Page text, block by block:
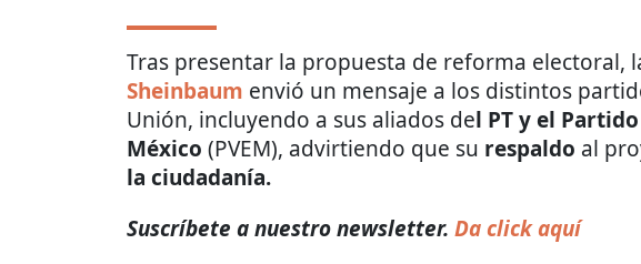
Tras presentar la propuesta de reforma electoral,
Sheinbaum envió un mensaje a los distintos
Unión, incluyendo a sus aliados del PT y el
México (PVEM), advirtiendo que su respaldo al
la ciudadanía.
Suscríbete a nuestro newsletter. Da click aquí